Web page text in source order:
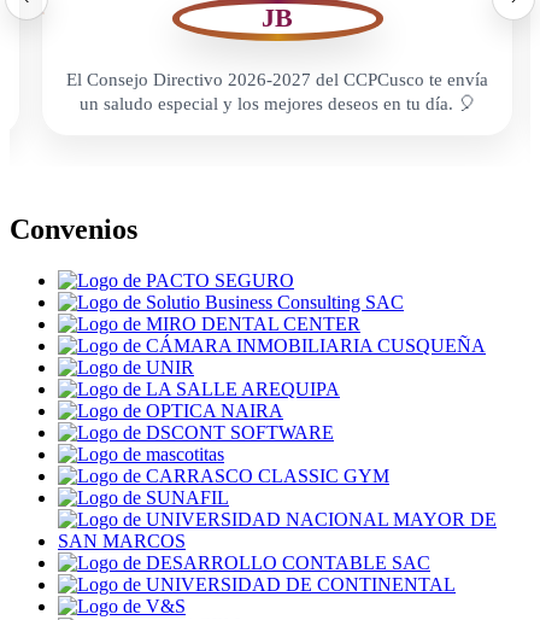
JB
El Consejo Directivo 2026-2027 del CCPCusco te envía
un saludo especial y los mejores deseos en tu día. 🎈
Convenios